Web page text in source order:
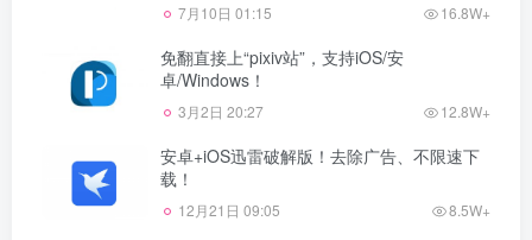
7月10日 01:15 16.8W+
免翻直接上“pixiv站”，支持iOS/安
卓/Windows！
3月2日 20:27 12.8W+
安卓+iOS迅雷破解版！去除广告、不限速下
载！
12月21日 09:05 8.5W+